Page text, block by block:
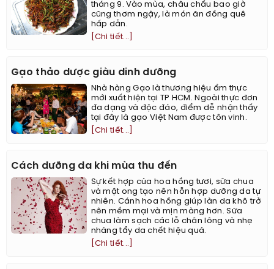
tháng 9. Vào mùa, châu chấu bao giờ
cũng thơm ngậy, là món ăn đồng quê
hấp dẫn.
[Chi tiết...]
Gạo thảo dược giàu dinh dưỡng
Nhà hàng Gạo là thương hiệu ẩm thực
mới xuất hiện tại TP HCM. Ngoài thực đơn
đa dạng và độc đáo, điểm dễ nhận thấy
tại đây là gạo Việt Nam được tôn vinh.
[Chi tiết...]
Cách dưỡng da khi mùa thu đến
Sự kết hợp của hoa hồng tươi, sữa chua
và mật ong tạo nên hỗn hợp dưỡng da tự
nhiên. Cánh hoa hồng giúp làn da khô trở
nên mềm mại và mịn màng hơn. Sữa
chua làm sạch các lỗ chân lông và nhẹ
nhàng tẩy da chết hiệu quả.
[Chi tiết...]